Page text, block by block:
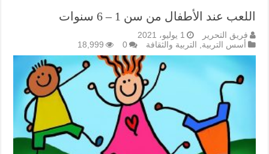
اللعب عند الأطفال من سن 1 – 6 سنوات
فريق التحرير
1 يوليو، 2021
أسس التربية
التربية والثقافة 0
18,999